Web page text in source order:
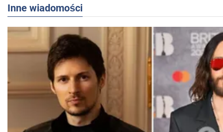
Inne wiadomości